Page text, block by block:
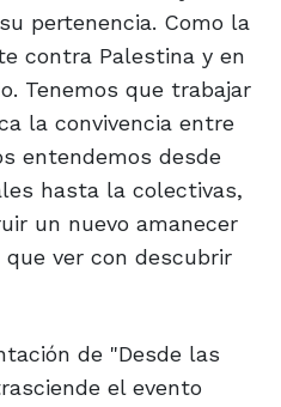
pertenencia. Como la
contra Palestina y en
Tenemos que trabajar
la convivencia entre
entendemos desde
hasta la colectivas,
un nuevo amanecer
que ver con descubrir
de "Desde las
el evento